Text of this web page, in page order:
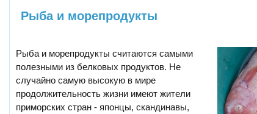
Рыба и морепродукты
Рыба и морепродукты считаются самыми
полезными из белковых продуктов. Не
случайно самую высокую в мире
продолжительность жизни имеют жители
приморских стран - японцы, скандинавы,